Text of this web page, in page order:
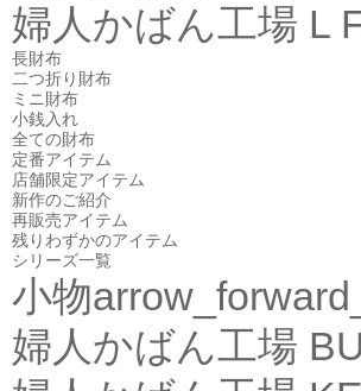
婦人かばん工場 L
長財布
二つ折り財布
ミニ財布
小銭入れ
全ての財布
定番アイテム
店舗限定アイテム
新作のご紹介
再販売アイテム
残りわずかのアイテム
シリーズ一覧
小物
婦人かばん工場